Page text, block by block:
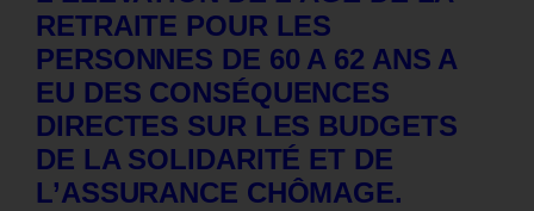
RETRAITE POUR LES
PERSONNES DE 60 A 62 ANS A
EU DES CONSÉQUENCES
DIRECTES SUR LES BUDGETS
DE LA SOLIDARITÉ ET DE
L’ASSURANCE CHÔMAGE.